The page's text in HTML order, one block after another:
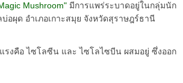
Mushroom" มีการแพร่ระบาดอยู่ในกลุ่มนัก
อผุด อำเภอเกาะสมุย จังหวัดสุราษฎร์ธานี
รงคือ ไซโลซีน และ ไซโลไซบีน ผสมอยู่ ซึ่งออก